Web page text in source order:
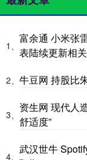
1、
富余通 小米张
表陆续更新相
2、 牛豆网 持股比
3、
资生网 现代人
舒适度”
4、
武汉世牛